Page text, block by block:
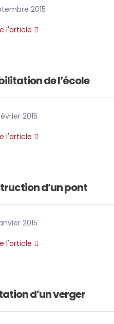
2015
l'article
de l’école
2015
l'article
d’un pont
2015
l'article
d’un verger